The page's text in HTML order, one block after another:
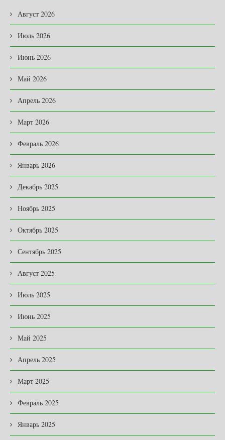
Август 2026
Июль 2026
Июнь 2026
Май 2026
Апрель 2026
Март 2026
Февраль 2026
Январь 2026
Декабрь 2025
Ноябрь 2025
Октябрь 2025
Сентябрь 2025
Август 2025
Июль 2025
Июнь 2025
Май 2025
Апрель 2025
Март 2025
Февраль 2025
Январь 2025